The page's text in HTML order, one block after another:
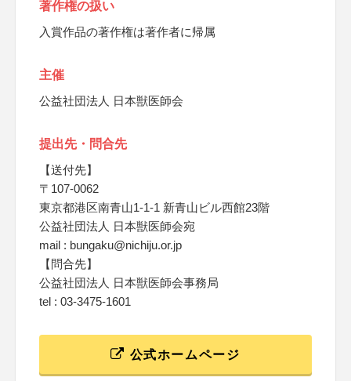
著作権の扱い
入賞作品の著作権は著作者に帰属
主催
公益社団法人 日本獣医師会
提出先・問合先
【送付先】
〒107-0062
東京都港区南青山1-1-1 新青山ビル西館23階
公益社団法人 日本獣医師会宛
mail : bungaku@nichiju.or.jp
【問合先】
公益社団法人 日本獣医師会事務局
tel : 03-3475-1601
公式ホームページ